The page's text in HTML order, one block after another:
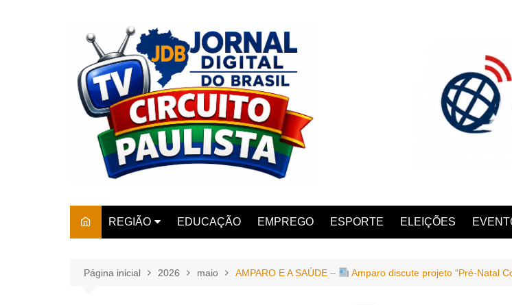
REGIÃO
AMPARO
EDUCAÇÃO EMPREGO ESPORTE ELEIÇÕES
Página inicial 2026 maio AMPARO E A SAÚDE – Amparo discute projeto “Pré-Natal